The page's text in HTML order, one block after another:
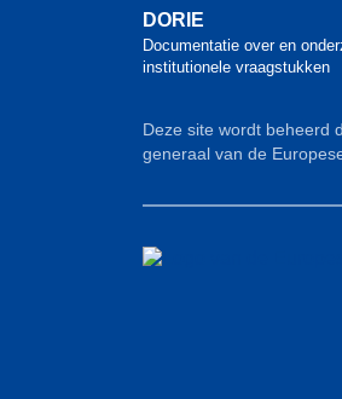
DORIE
Documentatie over en
institutionele vraagstukken
Deze site wordt beheerd
generaal van de